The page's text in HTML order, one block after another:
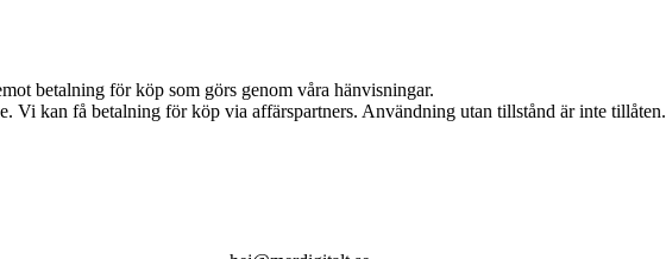
betalning för köp som görs genom våra hänvisningar.
Vi kan få betalning för köp via affärspartners. Användning utan tillstånd är inte tillåten.